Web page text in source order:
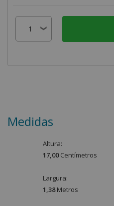
Medidas
Altura:
17,00 Centímetros
Largura:
1,38 Metros